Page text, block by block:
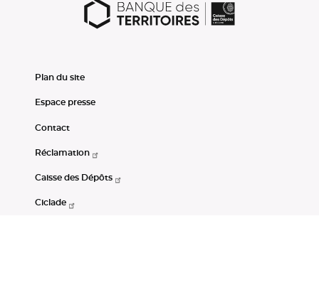
Plan du site
Espace presse
Contact
Réclamation
Caisse des Dépôts
Ciclade